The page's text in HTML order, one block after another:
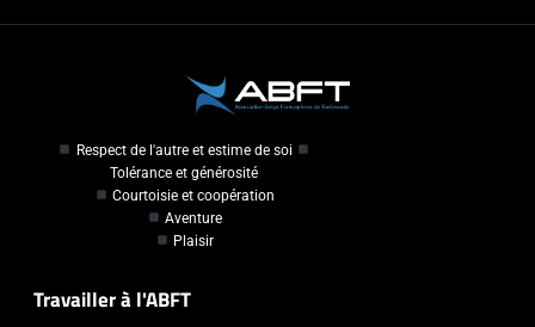
Respect de l'autre et estime de soi
Tolérance et générosité
Courtoisie et coopération
Aventure
Plaisir
Travailler à l'ABFT